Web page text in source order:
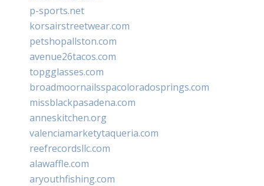
p-sports.net
korsairstreetwear.com
petshopallston.com
avenue26tacos.com
topgglasses.com
broadmoornailsspacoloradosprings.com
missblackpasadena.com
anneskitchen.org
valenciamarketytaqueria.com
reefrecordsllc.com
alawaffle.com
aryouthfishing.com